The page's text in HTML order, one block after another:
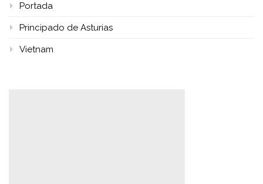
Portada
Principado de Asturias
Vietnam